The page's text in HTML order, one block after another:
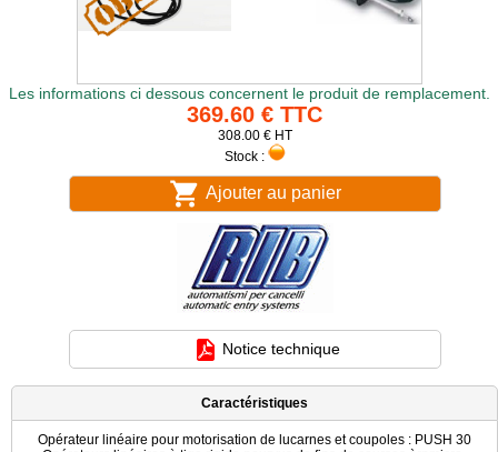
Les informations ci dessous concernent le produit de remplacement.
369.60 € TTC
308.00 € HT
Stock :
Ajouter au panier
Notice technique
Caractéristiques
Opérateur linéaire pour motorisation de lucarnes et coupoles : PUSH 30